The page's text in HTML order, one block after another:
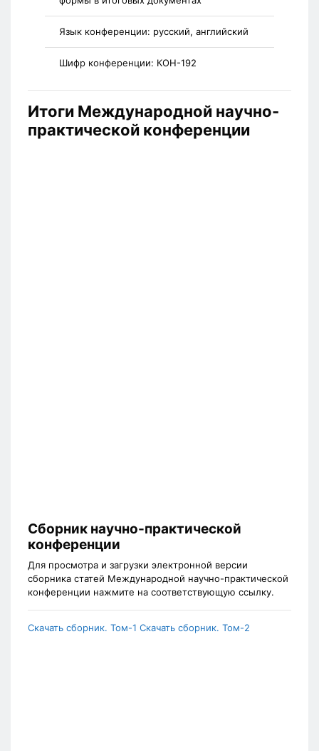
Язык конференции: русский, английский
Шифр конференции: КОН-192
Итоги Международной научно-
практической конференции
Сборник научно-практической
конференции
Для просмотра и загрузки электронной версии
сборника статей Международной научно-практической
конференции нажмите на соответствующую ссылку.
Скачать сборник. Том-1 Скачать сборник. Том-2